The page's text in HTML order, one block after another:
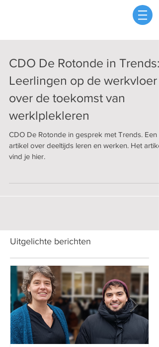
CDO De Rotonde in Trends:
Leerlingen op de werkvloer -
over de toekomst van
werklplekleren
CDO De Rotonde in gesprek met Trends. Een
artikel over deeltijds leren en werken. Het artikel
vind je hier.
Uitgelichte berichten